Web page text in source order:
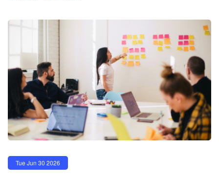
Tue Jun 30 2026